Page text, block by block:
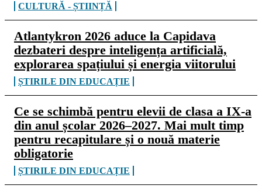
CULTURĂ - ȘTIINȚĂ
Atlantykron 2026 aduce la Capidava
dezbateri despre inteligența artificială,
explorarea spațiului și energia viitorului
ȘTIRILE DIN EDUCAȚIE
Ce se schimbă pentru elevii de clasa a IX-a
din anul școlar 2026–2027. Mai mult timp
pentru recapitulare și o nouă materie
obligatorie
ȘTIRILE DIN EDUCAȚIE